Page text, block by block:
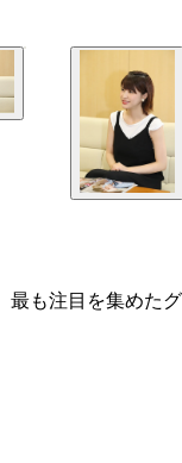
最も注目を集めたグ